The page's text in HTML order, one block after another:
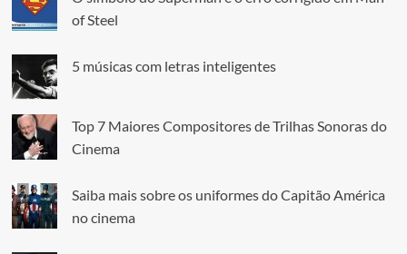
of Steel
5 músicas com letras inteligentes
Top 7 Maiores Compositores de Trilhas Sonoras do
Cinema
Saiba mais sobre os uniformes do Capitão América
no cinema